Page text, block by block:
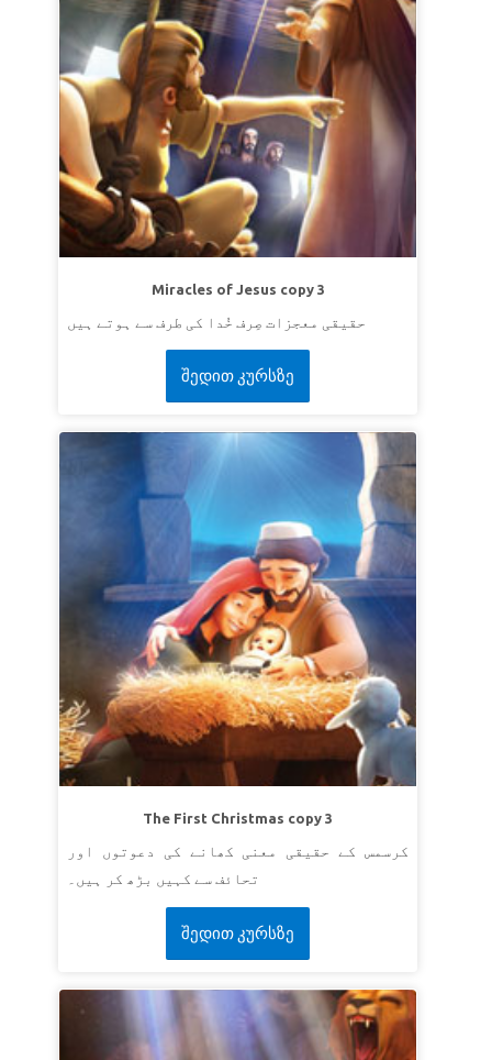
Miracles of Jesus copy 3
حقیقی معجزات صِرف خُدا کی طرف سے ہوتے ہیں
შედით კურსზე
The First Christmas copy 3
کرسمس کے حقیقی معنی کھانے کی دعوتوں اور
შედით კურსზე